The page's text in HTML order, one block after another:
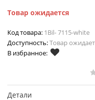
Товар ожидается
Код товара: 1Bil- 7115-white
Доступность:Товар
В избранное:
Детали